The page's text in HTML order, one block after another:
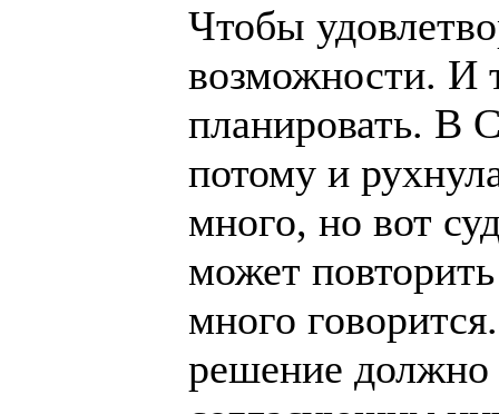
Чтобы
возможности. И
планировать. В
потому и
много, но вот
может
много
решение